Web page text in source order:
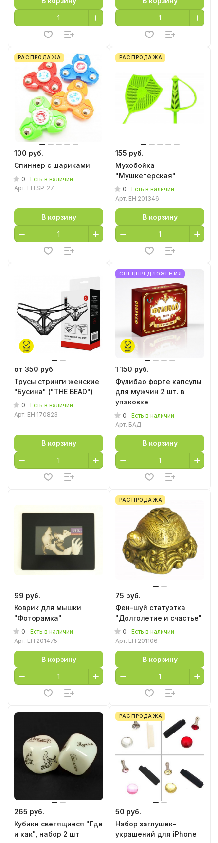
РАСПРОДАЖА
100 руб.
Спиннер с шариками
0
Есть в наличии
Арт. EH SP-27
В корзину
РАСПРОДАЖА
155 руб.
Мухобойка
"Мушкетерская"
0
Есть в наличии
Арт. EH 201346
В корзину
от 350 руб.
Трусы стринги женские
"Бусина" ("THE BEAD")
0
Есть в наличии
Арт. EH 170823
В корзину
СПЕЦПРЕДЛОЖЕНИЯ
1 150 руб.
Фулибао форте капсулы
для мужчин 2 шт. в
упаковке
0
Есть в наличии
Арт. БАД
В корзину
99 руб.
Коврик для мышки
"Фоторамка"
0
Есть в наличии
Арт. EH 201475
В корзину
РАСПРОДАЖА
75 руб.
Фен-шуй статуэтка
"Долголетие и счастье"
0
Есть в наличии
Арт. EH 201106
В корзину
265 руб.
Кубики светящиеся "Где
и как", набор 2 шт
РАСПРОДАЖА
50 руб.
Набор заглушек-
украшений для iPhone